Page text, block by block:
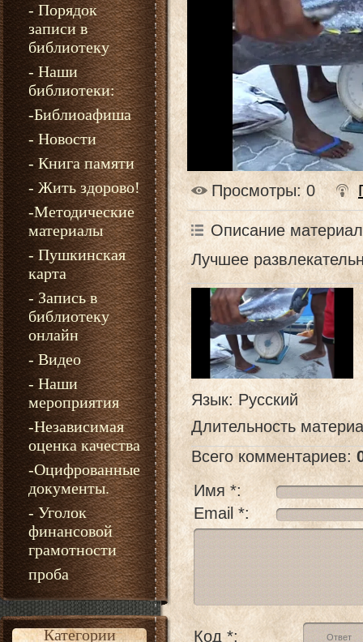
- Порядок
записи в
библиотеку
- Наши
библиотеки:
-Библиоафиша
- Новости
- Книга памяти
- Жить здорово!
-Методические
материалы
- Пушкинская
карта
- Запись в
библиотеку
онлайн
- Видео
- Наши
мероприятия
-Независимая
оценка качества
-Оцифрованные
документы.
- Уголок
финансовой
грамотности
проба
Категории
Просмотры: 0
Описание
Лучшее
Язык: Русский
Длительность
Всего комментариев:
Имя *:
Email *:
Код *: